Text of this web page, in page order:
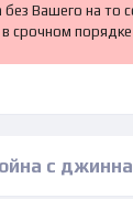
Вашего на то
в срочном
книги читать бесплатно полные